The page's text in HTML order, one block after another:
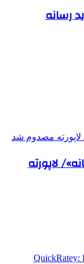
رسانه
لاپورته
QuickRatey: